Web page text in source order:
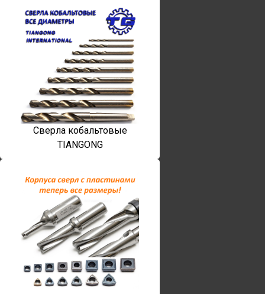
Сверла кобальтовые
TIANGONG